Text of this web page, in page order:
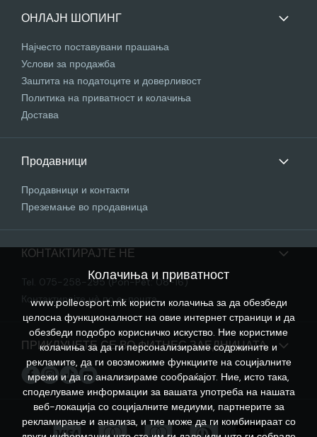
ОНЛАЈН ШОПИНГ
Најчесто поставувани прашања
Услови за продажба
Заштита на податоците и доверливост
Политика на приватност и колачиња
Достава
Продавници
Продавници и контакти
Преземање во продавница
КОНТАКТИРАЈТЕ НЕ
Tel. 075-258-295 (Pon-Pet: 08-16)
Контактирајте нѐ по е-пошта
ПРИКЛУЧЕТЕ СЕ ВО ФИТНЕС ЗАЕДНИЦАТА
Колачиња и приватност
www.polleosport.mk користи колачиња за да обезбеди
целосна функционалност на овие интернет страници и да
обезбеди подобро корисничко искуство. Ние користиме
колачиња за да ги персонализираме содржините и
рекламите, да ги овозможиме функциите на социјалните
мрежи и да го анализираме сообраќајот. Ние, исто така,
споделуваме информации за вашата употреба на нашата
веб-локација со социјалните медиуми, партнерите за
рекламирање и анализа, и тие може да ги комбинираат со